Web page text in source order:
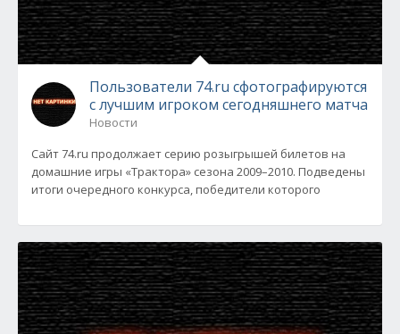
Пользователи 74.ru сфотографируются
с лучшим игроком сегодняшнего матча
Новости
Сайт 74.ru продолжает серию розыгрышей билетов на
домашние игры «Трактора» сезона 2009–2010. Подведены
итоги очередного конкурса, победители которого